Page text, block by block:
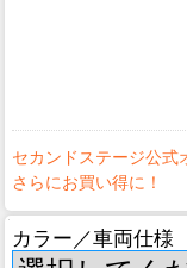
カラー／車両仕様